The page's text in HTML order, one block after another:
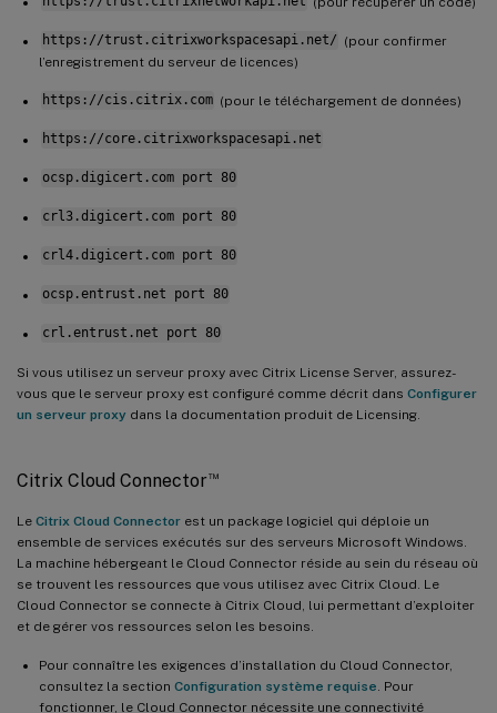
https://trust.citrixworkspacesapi.net/ (pour confirmer
l’enregistrement du serveur de licences)
https://cis.citrix.com (pour le téléchargement de données)
https://core.citrixworkspacesapi.net
ocsp.digicert.com port 80
crl3.digicert.com port 80
crl4.digicert.com port 80
ocsp.entrust.net port 80
crl.entrust.net port 80
Si vous utilisez un serveur proxy avec Citrix License Server, assurez-
vous que le serveur proxy est configuré comme décrit dans Configurer
un serveur proxy dans la documentation produit de Licensing.
Citrix Cloud Connector™
Le Citrix Cloud Connector est un package logiciel qui déploie un
ensemble de services exécutés sur des serveurs Microsoft Windows.
La machine hébergeant le Cloud Connector réside au sein du réseau où
se trouvent les ressources que vous utilisez avec Citrix Cloud. Le
Cloud Connector se connecte à Citrix Cloud, lui permettant d’exploiter
et de gérer vos ressources selon les besoins.
Pour connaître les exigences d’installation du Cloud Connector,
consultez la section Configuration système requise . Pour
fonctionner, le Cloud Connector nécessite une connectivité